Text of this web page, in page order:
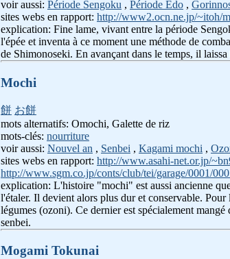
voir aussi: Période Sengoku , Période Edo ,
sites webs en rapport: http://www2.ocn.ne.jp/~itoh/
explication: Fine lame, vivant entre la période
l'épée et inventa à ce moment une méthode de
de Shimonoseki. En avançant dans le temps, il
Mochi
餅 お餅
mots alternatifs: Omochi, Galette de riz
mots-clés: nourriture
voir aussi: Nouvel an , Senbei , Kagami mochi ,
sites webs en rapport: http://www.asahi-net.or.jp/
http://www.sgm.co.jp/conts/club/tei/garage/0001/
explication: L'histoire "mochi" est aussi ancienne
l'étaler. Il devient alors plus dur et conservable.
légumes (ozoni). Ce dernier est spécialement
senbei.
Mogami Tokunai